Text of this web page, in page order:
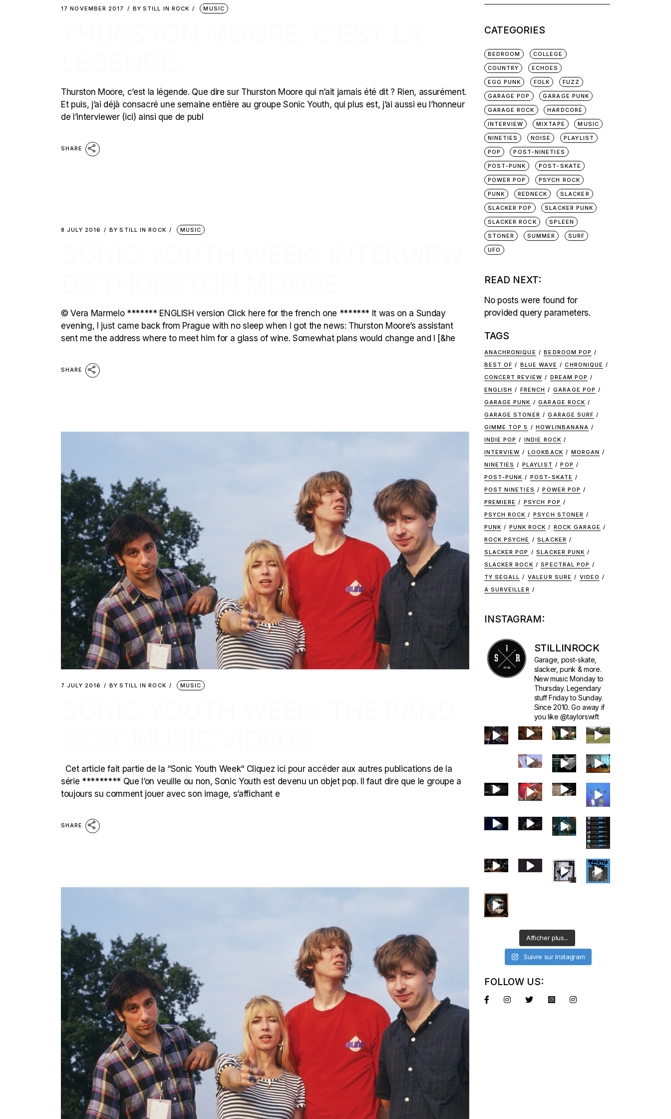
17 NOVEMBER 2017 BY STILL IN ROCK MUSIC
Thurston Moore, c’est la légende. Que dire sur Thurston Moore qui n’ait jamais été dit ? Rien, assurément.
Et puis, j’ai déjà consacré une semaine entière au groupe Sonic Youth, qui plus est, j’ai aussi eu l’honneur
de l’interviewer (ici) ainsi que de publ
SHARE
8 JULY 2016 BY STILL IN ROCK MUSIC
© Vera Marmelo ******* ENGLISH version Click here for the french one ******* It was on a Sunday
evening, I just came back from Prague with no sleep when I got the news: Thurston Moore’s assistant
sent me the address where to meet him for a glass of wine. Somewhat plans would change and I [&he
SHARE
7 JULY 2016 BY STILL IN ROCK MUSIC
Cet article fait partie de la “Sonic Youth Week“ Cliquez ici pour accéder aux autres publications de la
série ********* Que l’on veuille ou non, Sonic Youth est devenu un objet pop. Il faut dire que le groupe a
toujours su comment jouer avec son image, s’affichant e
SHARE
CATEGORIES
BEDROOM
COLLEGE
COUNTRY
ECHOES
EGG PUNK
FOLK
FUZZ
GARAGE POP
GARAGE PUNK
GARAGE ROCK
HARDCORE
INTERVIEW
MIXTAPE
MUSIC
NINETIES
NOISE
PLAYLIST
POP
POST-NINETIES
POST-PUNK
POST-SKATE
POWER POP
PSYCH ROCK
PUNK
REDNECK
SLACKER
SLACKER POP
SLACKER PUNK
SLACKER ROCK
SPLEEN
STONER
SUMMER
SURF
UFO
READ NEXT:
No posts were found for
provided query parameters.
TAGS
ANACHRONIQUE
BEDROOM POP
BEST OF
BLUE WAVE
CHRONIQUE
CONCERT REVIEW
DREAM POP
ENGLISH
FRENCH
GARAGE POP
GARAGE PUNK
GARAGE ROCK
GARAGE STONER
GARAGE SURF
GIMME TOP 5
HOWLINBANANA
INDIE POP
INDIE ROCK
INTERVIEW
LOOKBACK
MORGAN
NINETIES
PLAYLIST
POP
POST-PUNK
POST-SKATE
POST NINETIES
POWER POP
PREMIERE
PSYCH POP
PSYCH ROCK
PSYCH STONER
PUNK
PUNK ROCK
ROCK GARAGE
ROCK PSYCHE
SLACKER
SLACKER POP
SLACKER PUNK
SLACKER ROCK
SPECTRAL POP
TY SEGALL
VALEUR SURE
VIDEO
À SURVEILLER
INSTAGRAM:
STILLINROCK
Garage, post-skate,
slacker, punk & more.
New music Monday to
Thursday. Legendary
stuff Friday to Sunday.
Since 2010. Go away if
you like @taylorswift
Afficher plus...
Suivre sur Instagram
FOLLOW US: